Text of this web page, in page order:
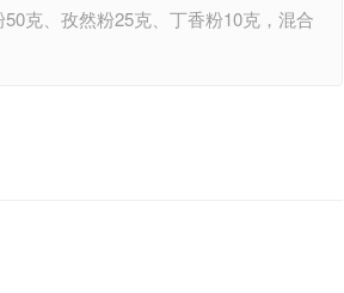
克、孜然粉25克、丁香粉10克，混合